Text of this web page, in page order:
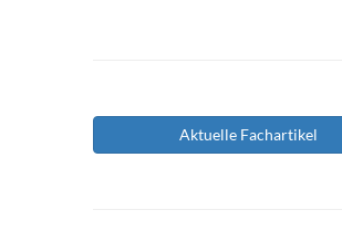
Aktuelle Fachartikel